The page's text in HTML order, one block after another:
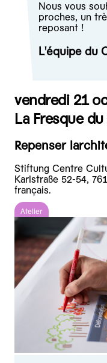
Nous vous
proches, un
reposant !
L'équipe du
vendredi 21
La Fresque
Repenser
Stiftung Centre
Karlstraße 52-54,
français.
Atelier